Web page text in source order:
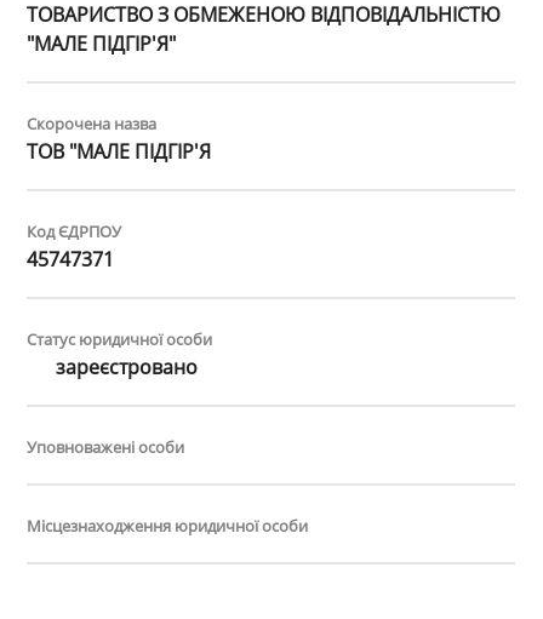
ТОВАРИСТВО З ОБМЕЖЕНОЮ ВІДПОВІДАЛЬНІСТЮ
"МАЛЕ ПІДГІР'Я"
Скорочена назва
ТОВ "МАЛЕ ПІДГІР'Я
Код ЄДРПОУ
45747371
Статус юридичної особи
зареєстровано
Уповноважені особи
Місцезнаходження юридичної особи